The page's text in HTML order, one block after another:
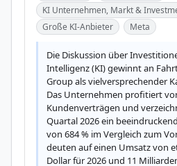
KI Unternehmen, Markt &
Große KI-Anbieter
Meta
Die Diskussion über
Intelligenz (KI) gewinnt an
Group als vielversprechender
Das Unternehmen profitiert
Kundenverträgen und
Quartal 2026 ein
von 684 % im Vergleich zum
deuten auf einen Umsatz von
Dollar für 2026 und 11